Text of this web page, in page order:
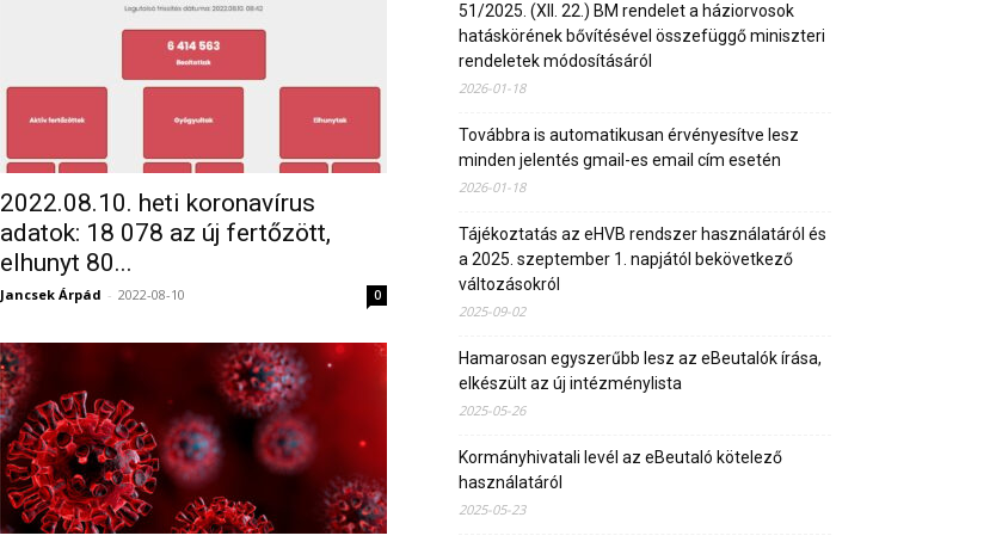
2022.08.10. heti koronavírus
adatok: 18 078 az új fertőzött,
elhunyt 80...
Jancsek Árpád - 2022-08-10 0
51/2025. (XII. 22.) BM rendelet a háziorvosok
hatáskörének bővítésével összefüggő miniszteri
rendeletek módosításáról
2026-01-18
Továbbra is automatikusan érvényesítve lesz
minden jelentés gmail-es email cím esetén
2026-01-18
Tájékoztatás az eHVB rendszer használatáról és
a 2025. szeptember 1. napjától bekövetkező
változásokról
2025-09-02
Hamarosan egyszerűbb lesz az eBeutalók írása,
elkészült az új intézménylista
2025-05-26
Kormányhivatali levél az eBeutaló kötelező
használatáról
2025-05-23